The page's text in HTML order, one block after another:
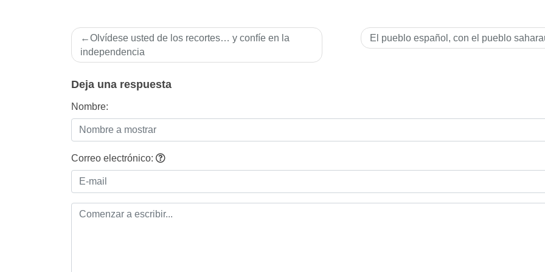
Navegación
de
Olví­dese usted de los recortes… y confí­e en la
independencia
El pueblo español, con el pueblo
Deja una respuesta
Nombre:
Correo electrónico: